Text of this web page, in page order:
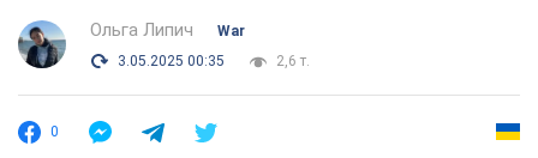
Ольга Липич
War
3.05.2025 00:35
2,6 т.
0